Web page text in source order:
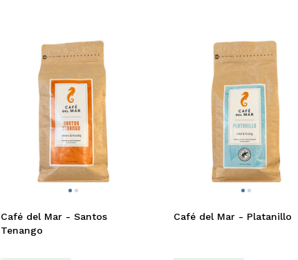
Café del Mar - Santos
Tenango
Café del Mar - Platanillo